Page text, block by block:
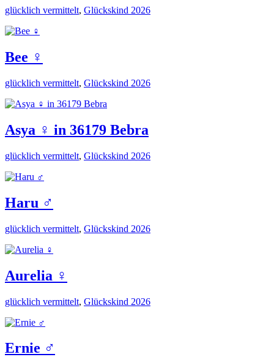
glücklich vermittelt, Glückskind 2026
Bee ♀️
glücklich vermittelt, Glückskind 2026
Asya ♀️ in 36179 Bebra
glücklich vermittelt, Glückskind 2026
Haru ♂️
glücklich vermittelt, Glückskind 2026
Aurelia ♀️
glücklich vermittelt, Glückskind 2026
Ernie ♂️